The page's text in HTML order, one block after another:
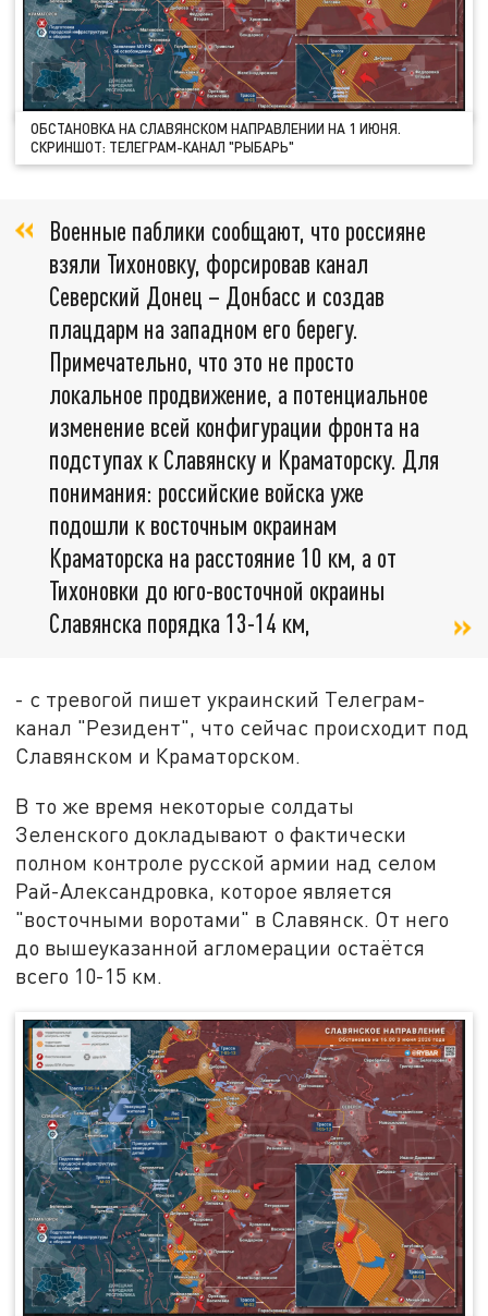
ОБСТАНОВКА НА СЛАВЯНСКОМ НАПРАВЛЕНИИ НА 1 ИЮНЯ.
СКРИНШОТ: ТЕЛЕГРАМ-КАНАЛ "РЫБАРЬ"
Военные паблики сообщают, что россияне
взяли Тихоновку, форсировав канал
Северский Донец – Донбасс и создав
плацдарм на западном его берегу.
Примечательно, что это не просто
локальное продвижение, а потенциальное
изменение всей конфигурации фронта на
подступах к Славянску и Краматорску. Для
понимания: российские войска уже
подошли к восточным окраинам
Краматорска на расстояние 10 км, а от
Тихоновки до юго-восточной окраины
Славянска порядка 13-14 км,
- с тревогой пишет украинский Телеграм-
канал "Резидент", что сейчас происходит под
Славянском и Краматорском.
В то же время некоторые солдаты
Зеленского докладывают о фактически
полном контроле русской армии над селом
Рай-Александровка, которое является
"восточными воротами" в Славянск. От него
до вышеуказанной агломерации остаётся
всего 10-15 км.